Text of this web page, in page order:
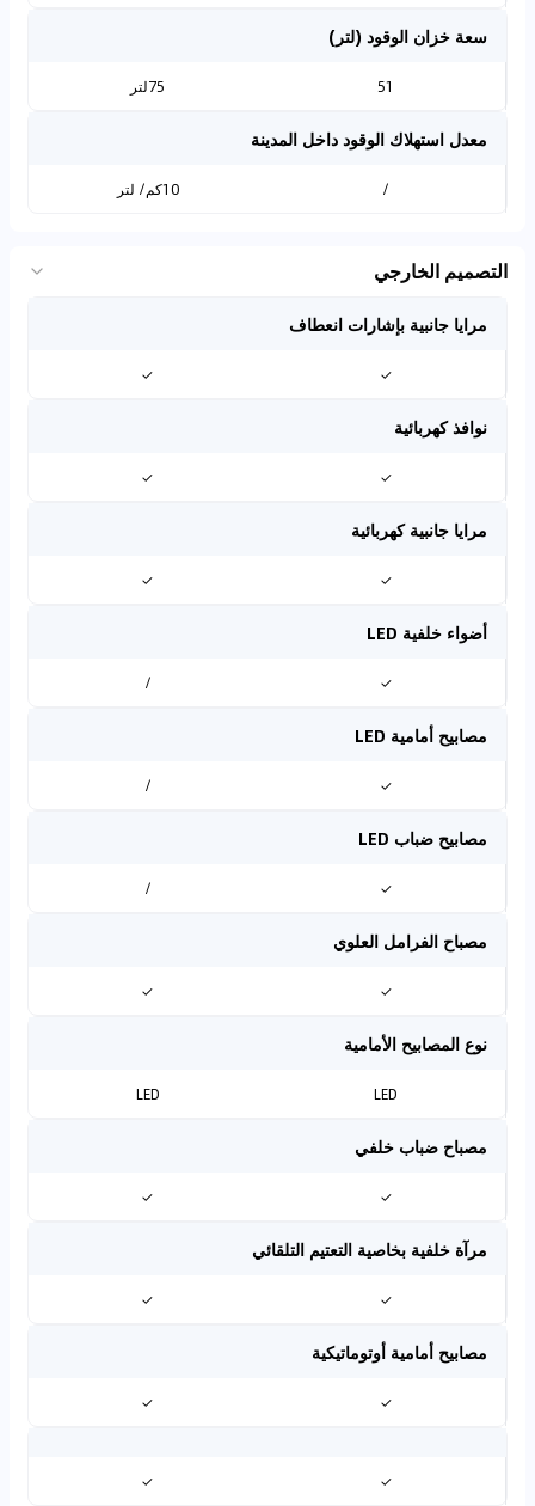
سعة خزان الوقود (لتر)
51 75لتر
معدل استهلاك الوقود داخل المدينة
/ 10كم/ لتر
التصميم الخارجي
مرايا جانبية بإشارات انعطاف
✓
✓
نوافذ كهربائية
✓
✓
مرايا جانبية كهربائية
✓
✓
أضواء خلفية LED
✓
/
مصابيح أمامية LED
✓
/
مصابيح ضباب LED
✓
/
مصباح الفرامل العلوي
✓
✓
نوع المصابيح الأمامية
LED
LED
مصباح ضباب خلفي
✓
✓
مرآة خلفية بخاصية التعتيم التلقائي
✓
✓
مصابيح أمامية أوتوماتيكية
✓
✓
✓
✓